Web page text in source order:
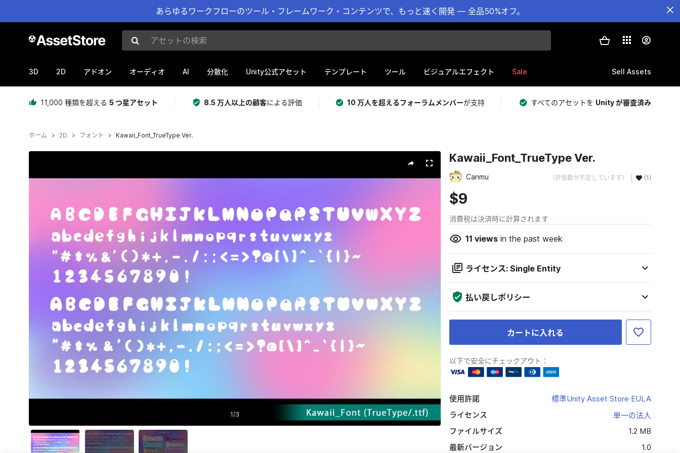
あらゆるワークフローのツール・フレームワーク・コンテンツで、もっと速く開発 — 全品50%オフ。
アセットの検索
3D 2D アドオン オーディオ AI 分散化 Unity公式アセット テンプレート ツール ビジュアルエフェクト Sale Sell Assets
11,000 種類を超える 5 つ星アセット 8.5 万人以上の顧客による評価 10 万人を超えるフォーラムメンバーが支持 すべてのアセットを Unity が審査済み
ホーム 2D フォント Kawaii_Font_TrueType Ver.
1/3
Kawaii_Font_TrueType Ver.
Canmu （評価数が不足しています） (1)
$9
消費税は決済時に計算されます
11 viewsin the past week
ライセンス: Single Entity
払い戻しポリシー
カートに入れる
以下で安全にチェックアウト：
使用許諾
標準Unity Asset Store EULA
ライセンス
単一の法人
ファイルサイズ
1.2 MB
最新バージョン
1.0